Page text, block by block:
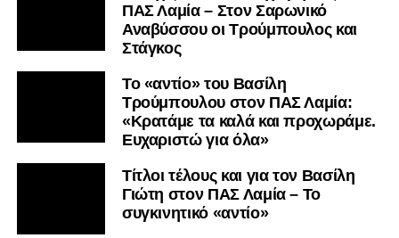
ΠΑΣ Λαμία – Στον Σαρωνικό
Αναβύσσου οι Τρούμπουλος και
Στάγκος
Το «αντίο» του Βασίλη
Τρούμπουλου στον ΠΑΣ Λαμία:
«Κρατάμε τα καλά και προχωράμε.
Ευχαριστώ για όλα»
Τίτλοι τέλους και για τον Βασίλη
Γιώτη στον ΠΑΣ Λαμία – Το
συγκινητικό «αντίο»